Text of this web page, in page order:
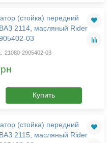
(стойка) передний
2114, масляный Rider
03
21080-2905402-03
Купить
(стойка) передний
2115, масляный Rider